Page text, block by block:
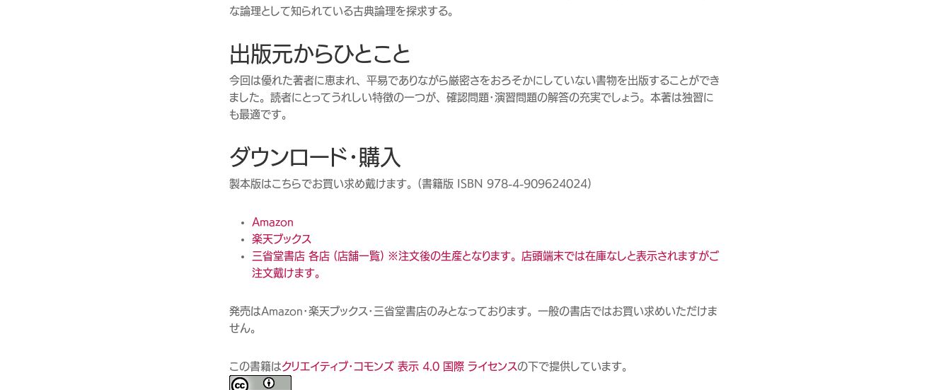
な論理として知られている古典論理を探求する。
出版元からひとこと
今回は優れた著者に恵まれ、平易でありながら厳密さをおろそかにしていない書物を出版することができ
ました。読者にとってうれしい特徴の一つが、確認問題・演習問題の解答の充実でしょう。本著は独習に
も最適です。
ダウンロード・購入
製本版はこちらでお買い求め戴けます。（書籍版 ISBN 978-4-909624024）
Amazon
楽天ブックス
三省堂書店 各店 （店舗一覧） ※注文後の生産となります。店頭端末では在庫なしと表示されますがご
注文戴けます。
発売はAmazon・楽天ブックス・三省堂書店のみとなっております。一般の書店ではお買い求めいただけま
せん。
この書籍はクリエイティブ・コモンズ 表示 4.0 国際 ライセンス の下で提供しています。